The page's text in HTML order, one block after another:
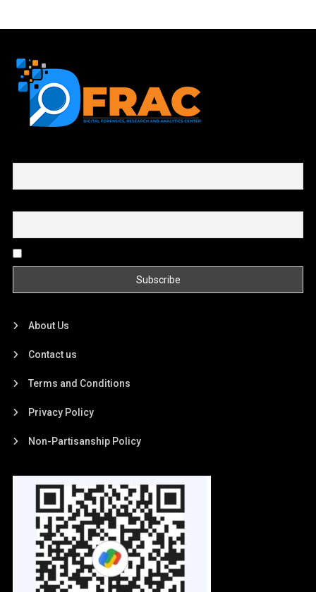
About Us
Contact us
Terms and Conditions
Privacy Policy
Non-Partisanship Policy